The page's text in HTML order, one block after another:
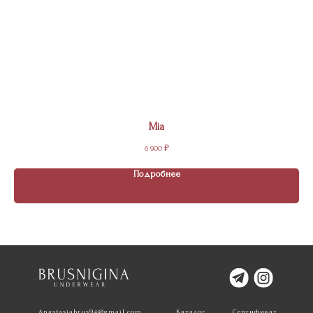
Mia
6 900 ₽
Подробнее
Каталог Сертификат
Anastasiabrus94@gmail.com